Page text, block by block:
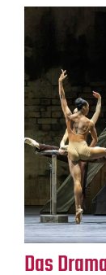
Das